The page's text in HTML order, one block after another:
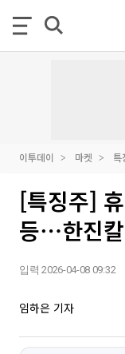
이투데이 마켓 특
[특징주]
등⋯한진
입력 2026-04-08 09:32
임하은 기자